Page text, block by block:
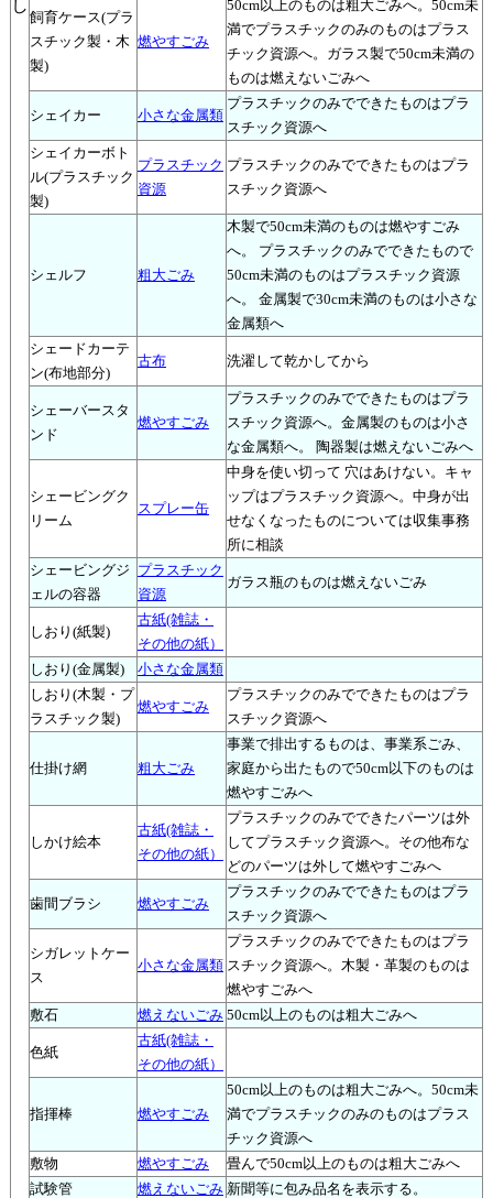
し
飼育ケース(プラ
スチック製・木
製)
燃やすごみ
50cm以上のものは粗大ごみへ。50cm未
満でプラスチックのみのものはプラス
チック資源へ。ガラス製で50cm未満の
ものは燃えないごみへ
シェイカー 小さな金属類
プラスチックのみでできたものはプラ
スチック資源へ
シェイカーボト
ル(プラスチック
製)
プラスチック
資源
プラスチックのみでできたものはプラ
スチック資源へ
シェルフ 粗大ごみ
木製で50cm未満のものは燃やすごみ
へ。 プラスチックのみでできたもので
50cm未満のものはプラスチック資源
へ。 金属製で30cm未満のものは小さな
金属類へ
シェードカーテ
ン(布地部分)
古布 洗濯して乾かしてから
シェーバースタ
ンド
燃やすごみ
プラスチックのみでできたものはプラ
スチック資源へ。金属製のものは小さ
な金属類へ。 陶器製は燃えないごみへ
シェービングク
リーム
スプレー缶
中身を使い切って 穴はあけない。キャ
ップはプラスチック資源へ。中身が出
せなくなったものについては収集事務
所に相談
シェービングジ
ェルの容器
プラスチック
資源
ガラス瓶のものは燃えないごみ
しおり(紙製)
古紙(雑誌・
その他の紙）
しおり(金属製)
小さな金属類
しおり(木製・プ
ラスチック製)
燃やすごみ
プラスチックのみでできたものはプラ
スチック資源へ
仕掛け網 粗大ごみ
事業で排出するものは、事業系ごみ、
家庭から出たもので50cm以下のものは
燃やすごみへ
しかけ絵本
古紙(雑誌・
その他の紙）
プラスチックのみでできたパーツは外
してプラスチック資源へ。その他布な
どのパーツは外して燃やすごみへ
歯間ブラシ 燃やすごみ
プラスチックのみでできたものはプラ
スチック資源へ
シガレットケー
ス
小さな金属類
プラスチックのみでできたものはプラ
スチック資源へ。木製・革製のものは
燃やすごみへ
敷石
燃えないごみ 50cm以上のものは粗大ごみへ
色紙
古紙(雑誌・
その他の紙）
指揮棒 燃やすごみ
50cm以上のものは粗大ごみへ。50cm未
満でプラスチックのみのものはプラス
チック資源へ
敷物
燃やすごみ
畳んで50cm以上のものは粗大ごみへ
試験管
燃えないごみ 新聞等に包み品名を表示する。